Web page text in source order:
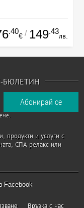
.40
€ / 149.43
лв.
БЮЛЕТИН
продукти и услуги с
СПА релакс или
Facebook
Връзка с нас